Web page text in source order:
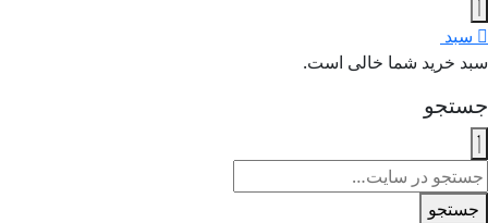
سبد
سبد خرید شما خالی است.
جستجو
جستجو